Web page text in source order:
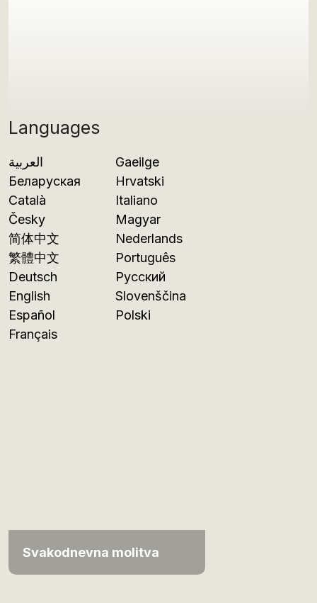
Languages
العربية
Беларуская
Català
Česky
简体中文
繁體中文
Deutsch
English
Español
Français
Gaeilge
Hrvatski
Italiano
Magyar
Nederlands
Português
Русский
Slovenščina
Polski
Svakodnevna molitva